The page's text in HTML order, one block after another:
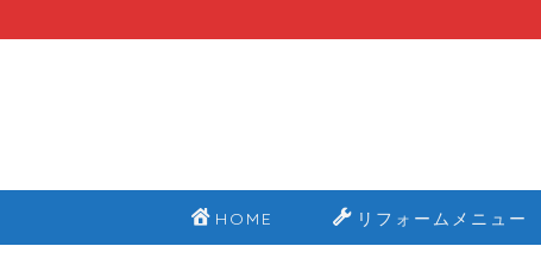
HOME リフォームメニュー